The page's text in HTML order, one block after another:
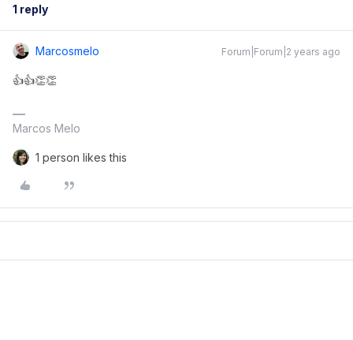
1 reply
Marcosmelo Forum|Forum|2 years ago
👍👍👏👏
Marcos Melo
1 person likes this